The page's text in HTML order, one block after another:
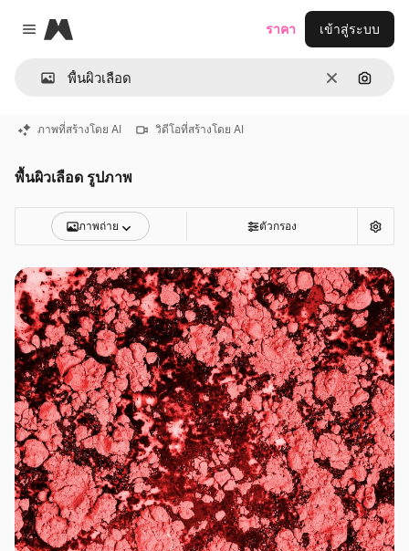
Close menu
Magnific
ชัดเจนค้นหา
ราคา เข้าสู่ระบบ
ภาพที่สร้างโดย AI วิดีโอที่สร้างโดย AI
พื้นผิวเลือด รูปภาพ
ภาพถ่าย ตัวกรอง